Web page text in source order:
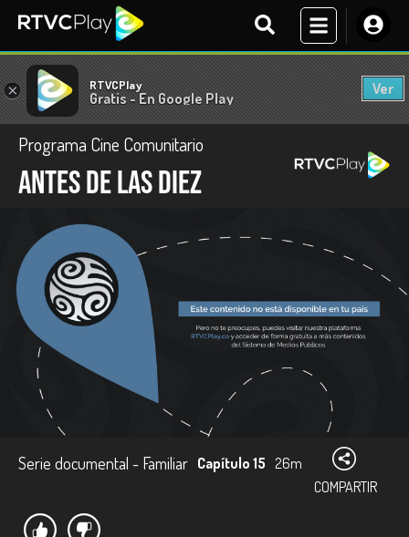
× RTVCPlay
Gratis - En Google Play
Ver
Programa Cine Comunitario
Antes de las diez
Serie documental - Familiar Capítulo 15 26m
COMPARTIR